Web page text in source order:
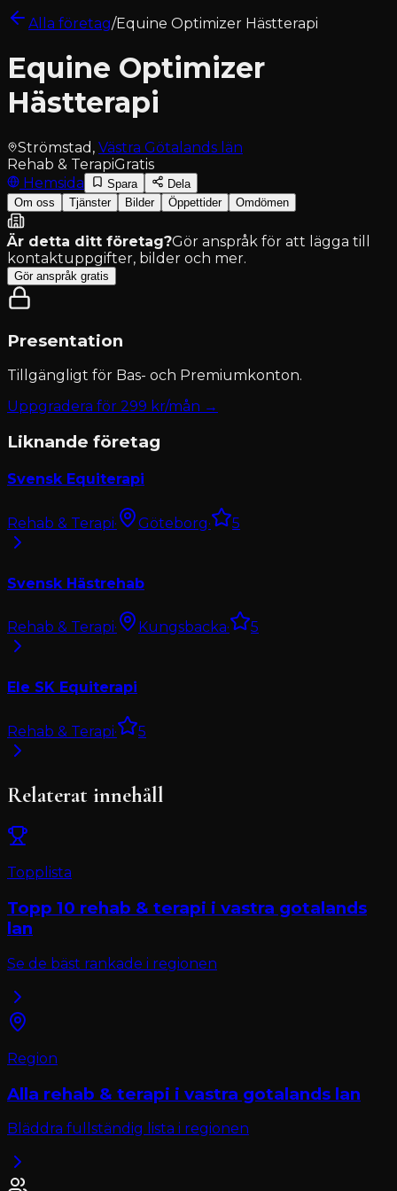
Alla företag/Equine Optimizer Hästterapi
Equine Optimizer
Hästterapi
Strömstad , Västra Götalands län
Rehab & TerapiGratis
Hemsida
Spara
Dela
Om oss
Tjänster Bilder Öppettider Omdömen
Är detta ditt företag?Gör anspråk för att lägga till
kontaktuppgifter, bilder och mer.
Gör anspråk gratis
Presentation
Tillgängligt för Bas- och Premiumkonton.
Uppgradera för 299 kr/mån →
Liknande företag
Svensk Equiterapi
Rehab & Terapi· Göteborg· 5
Svensk Hästrehab
Rehab & Terapi· Kungsbacka· 5
Ele SK Equiterapi
Rehab & Terapi· 5
Relaterat innehåll
Topplista
Topp 10 rehab & terapi i vastra gotalands
lan
Se de bäst rankade i regionen
Region
Alla rehab & terapi i vastra gotalands lan
Bläddra fullständig lista i regionen